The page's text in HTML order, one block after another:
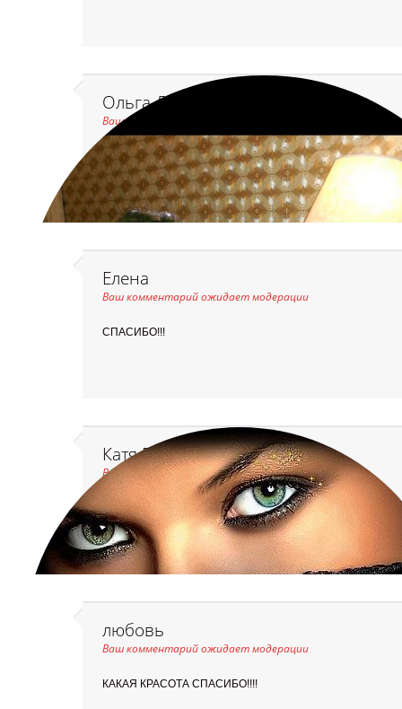
Ольга Дорохова (Щербатюк)
Ваш комментарий ожидает модерации
КРАСОТА! БОЛЬШОЕ СПАСИБО!
Елена
Ваш комментарий ожидает модерации
СПАСИБО!!!
Катя Болгару (Видинжо)
Ваш комментарий ожидает модерации
спасибо за красивые открытки
любовь
Ваш комментарий ожидает модерации
КАКАЯ КРАСОТА СПАСИБО!!!!